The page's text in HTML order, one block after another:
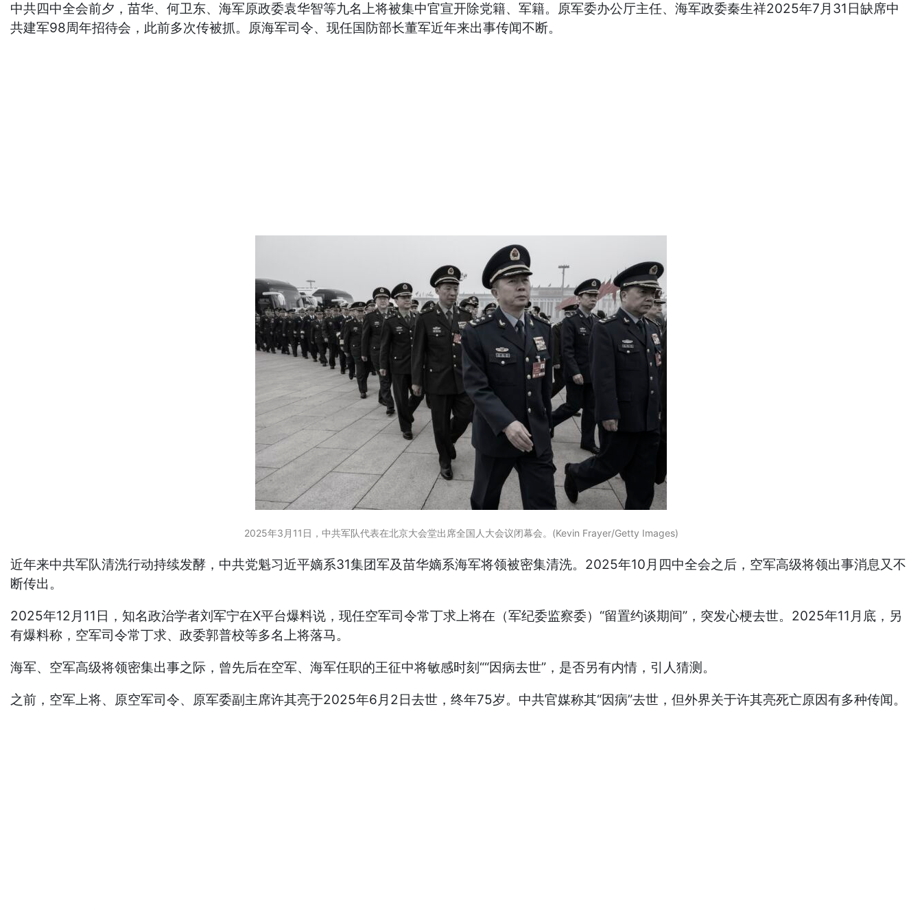
中共四中全会前夕，苗华、何卫东、海军原政委袁华智等九名上将被集中官宣开除党籍、军籍。原军委办公厅主任、海军政委秦生祥2025年7月31日缺席中
共建军98周年招待会，此前多次传被抓。原海军司令、现任国防部长董军近年来出事传闻不断。
2025年3月11日，中共军队代表在北京大会堂出席全国人大会议闭幕会。(Kevin Frayer/Getty Images)
近年来中共军队清洗行动持续发酵，中共党魁习近平嫡系31集团军及苗华嫡系海军将领被密集清洗。2025年10月四中全会之后，空军高级将领出事消息又不
断传出。
2025年12月11日，知名政治学者刘军宁在X平台爆料说，现任空军司令常丁求上将在（军纪委监察委）“留置约谈期间”，突发心梗去世。2025年11月底，另
有爆料称，空军司令常丁求、政委郭普校等多名上将落马。
海军、空军高级将领密集出事之际，曾先后在空军、海军任职的王征中将敏感时刻““因病去世”，是否另有内情，引人猜测。
之前，空军上将、原空军司令、原军委副主席许其亮于2025年6月2日去世，终年75岁。中共官媒称其“因病”去世，但外界关于许其亮死亡原因有多种传闻。